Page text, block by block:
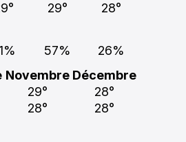
29°
28°
57%
26%
Novembre Décembre
29°
28°
28°
28°